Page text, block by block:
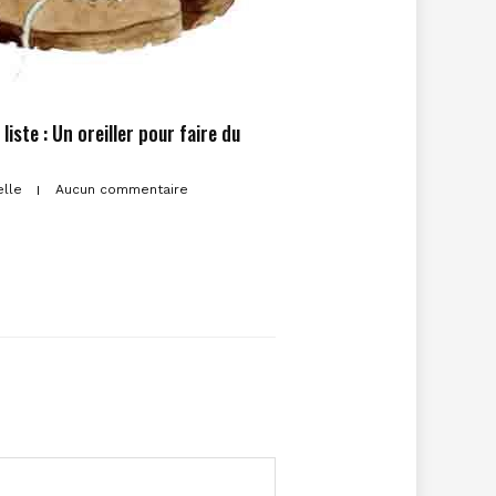
liste : Un oreiller pour faire du
Aucun commentaire